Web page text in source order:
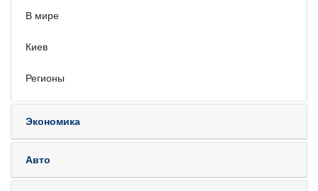
В мире
Киев
Регионы
Экономика
Авто